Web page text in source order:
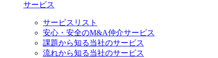
サービス
サービスリスト
安心・安全のM&A仲介サービス
課題から知る当社のサービス
流れから知る当社のサービス